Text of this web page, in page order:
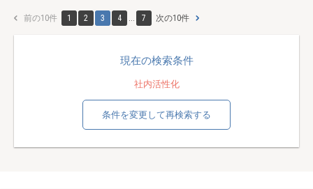
前の10件 1 2 3 4 7 次の10件
現在の検索条件
社内活性化
条件を変更して再検索する